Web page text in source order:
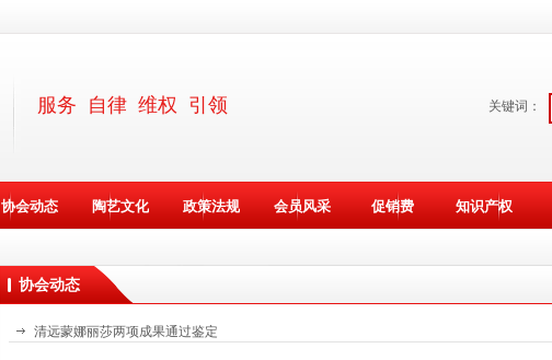
关键词：
协会动态 陶艺文化 政策法规 会员风采 促销费 知识产权
服务 自律 维权 引领
协会动态
清远蒙娜丽莎两项成果通过鉴定